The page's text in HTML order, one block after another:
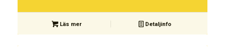
Läs mer Detaljinfo